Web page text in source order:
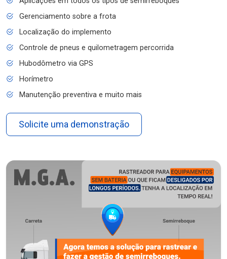
Gerenciamento sobre a frota
Localização do implemento
Controle de pneus e quilometragem percorrida
Hubodômetro via GPS
Horímetro
Manutenção preventiva e muito mais
Solicite uma demonstração